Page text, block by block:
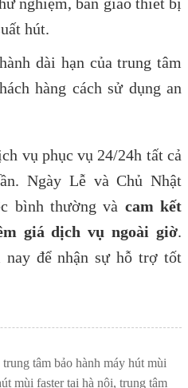
hút.
dài hạn của trung tâm
hàng cách sử dụng an
vụ phục vụ 24/24h tất cả
Ngày Lễ và Chủ Nhật
bình thường và cam kết
giá dịch vụ ngoài giờ.
nay để nhận sự hỗ trợ tốt
tâm bảo hành máy hút mùi
mùi faster tại hà nội, trung tâm